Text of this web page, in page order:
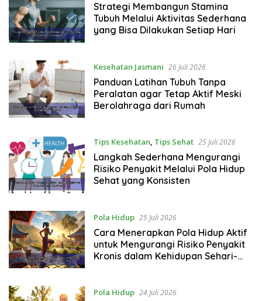
Strategi Membangun Stamina
Tubuh Melalui Aktivitas Sederhana
yang Bisa Dilakukan Setiap Hari
Kesehatan Jasmani 26 Juli 2026
Panduan Latihan Tubuh Tanpa
Peralatan agar Tetap Aktif Meski
Berolahraga dari Rumah
Tips Kesehatan, Tips Sehat 25 Juli 2026
Langkah Sederhana Mengurangi
Risiko Penyakit Melalui Pola Hidup
Sehat yang Konsisten
Pola Hidup 25 Juli 2026
Cara Menerapkan Pola Hidup Aktif
untuk Mengurangi Risiko Penyakit
Kronis dalam Kehidupan Sehari-
Pola Hidup 24 Juli 2026